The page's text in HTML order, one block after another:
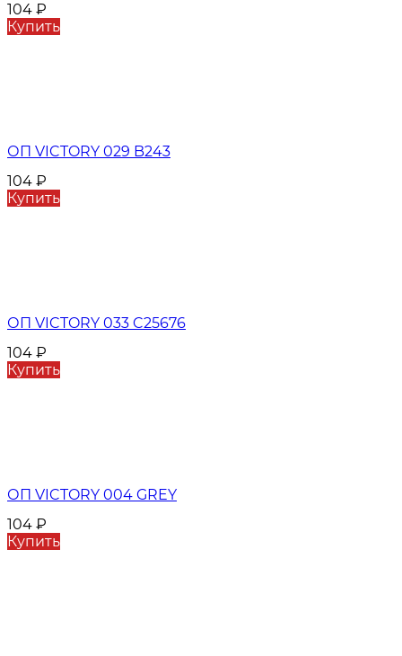
104 ₽
Купить
ОП VICTORY 029 B243
104 ₽
Купить
ОП VICTORY 033 C25676
104 ₽
Купить
ОП VICTORY 004 GREY
104 ₽
Купить